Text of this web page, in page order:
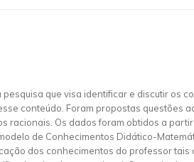
que visa identificar e discutir os
conteúdo. Foram propostas questões
racionais. Os dados foram obtidos a
de Conhecimentos Didático-
dos conhecimentos do professor